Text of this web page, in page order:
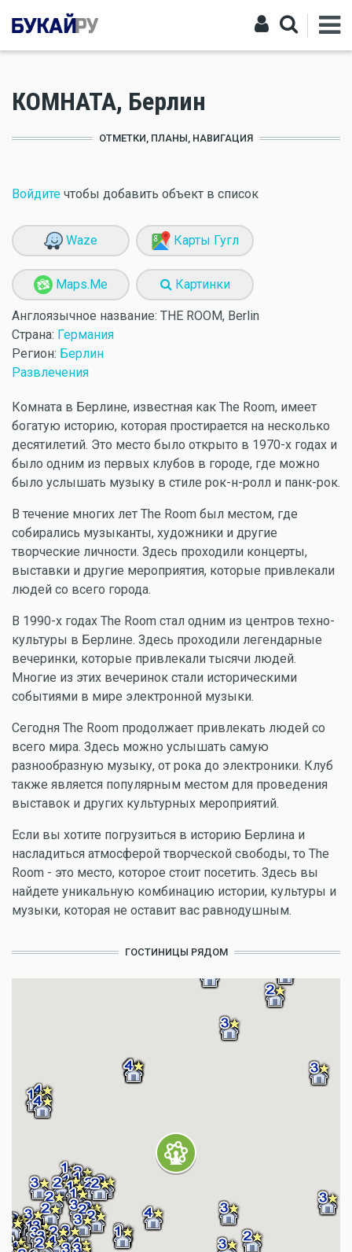
КОМНАТА, Берлин
ОТМЕТКИ, ПЛАНЫ, НАВИГАЦИЯ
Войдите чтобы добавить объект в список
Waze Карты Гугл
Maps.Me Картинки
Англоязычное название: THE ROOM, Berlin
Страна: Германия
Регион: Берлин
Развлечения
Комната в Берлине, известная как The Room, имеет
богатую историю, которая простирается на несколько
десятилетий. Это место было открыто в 1970-х годах и
было одним из первых клубов в городе, где можно
было услышать музыку в стиле рок-н-ролл и панк-рок.
В течение многих лет The Room был местом, где
собирались музыканты, художники и другие
творческие личности. Здесь проходили концерты,
выставки и другие мероприятия, которые привлекали
людей со всего города.
В 1990-х годах The Room стал одним из центров техно-
культуры в Берлине. Здесь проходили легендарные
вечеринки, которые привлекали тысячи людей.
Многие из этих вечеринок стали историческими
событиями в мире электронной музыки.
Сегодня The Room продолжает привлекать людей со
всего мира. Здесь можно услышать самую
разнообразную музыку, от рока до электроники. Клуб
также является популярным местом для проведения
выставок и других культурных мероприятий.
Если вы хотите погрузиться в историю Берлина и
насладиться атмосферой творческой свободы, то The
Room - это место, которое стоит посетить. Здесь вы
найдете уникальную комбинацию истории, культуры и
музыки, которая не оставит вас равнодушным.
ГОСТИНИЦЫ РЯДОМ